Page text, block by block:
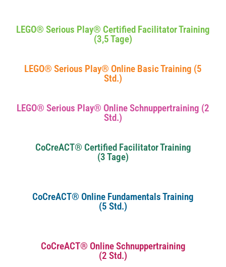
LEGO® Serious Play® Certified Facilitator Training
(3,5 Tage)
LEGO® Serious Play® Online Basic Training (5
Std.)
LEGO® Serious Play® Online Schnuppertraining (2
Std.)
CoCreACT® Certified Facilitator Training
(3 Tage)
CoCreACT® Online Fundamentals Training
(5 Std.)
CoCreACT® Online Schnuppertraining
(2 Std.)